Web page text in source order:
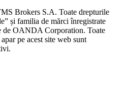
Brokers S.A. Toate drepturile
și familia de mărci înregistrate
de OANDA Corporation. Toate
pe acest site web sunt